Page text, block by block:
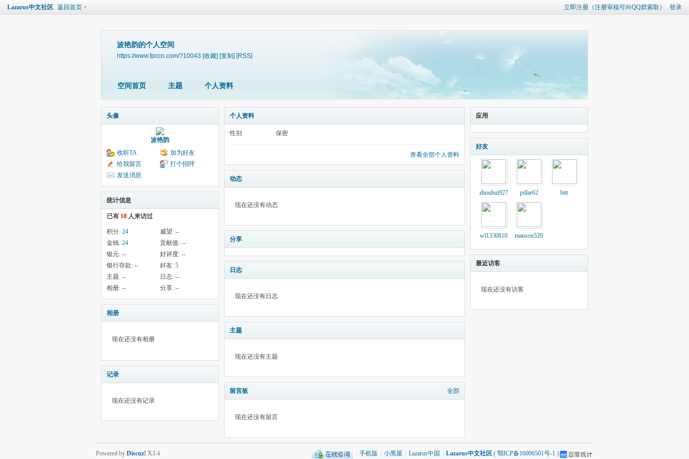
立即注册（注册审核可向QQ群索取） 登录
Lazarus中文社区 返回首页
波艳韵的个人空间
https://www.fpccn.com/?10043 [收藏] [复制] [RSS]
空间首页 主题 个人资料
头像
波艳韵
收听TA
加为好友
给我留言
打个招呼
发送消息
统计信息
已有 18 人来访过
积分: 24 威望: --
金钱: 24 贡献值: --
银元: -- 好评度: --
银行存款: -- 好友: 5
主题: -- 日志: --
相册: -- 分享: --
相册
现在还没有相册
记录
现在还没有记录
个人资料
性别 保密
查看全部个人资料
动态
现在还没有动态
分享
日志
现在还没有日志
主题
现在还没有主题
留言板 全部
现在还没有留言
应用
好友
zhouhui927 pillar62 bttt
wl1330810 manson520
最近访客
现在还没有访客
手机版 小黑屋 Lazarus中国 Lazarus中文社区 ( 鄂ICP备16006501号-1 )
Powered by Discuz! X3.4